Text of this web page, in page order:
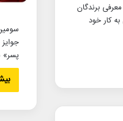
برندگان
کار خود
پسر»